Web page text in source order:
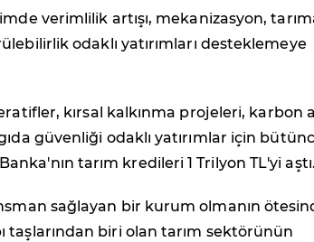
verimlilik artışı, mekanizasyon,
odaklı yatırımları desteklemeye
kırsal kalkınma projeleri, karbon
güvenliği odaklı yatırımlar için
tarım kredileri 1 Trilyon TL'yi aştı.
sağlayan bir kurum olmanın
taşlarından biri olan tarım sektörünün